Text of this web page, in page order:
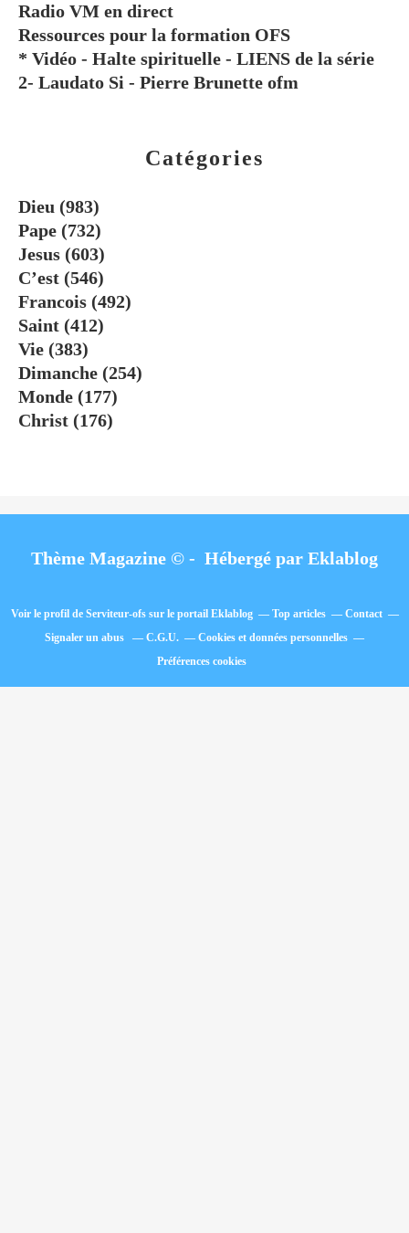
Catégories
Dieu (983)
Pape (732)
Jesus (603)
C’est (546)
Francois (492)
Saint (412)
Vie (383)
Dimanche (254)
Monde (177)
Christ (176)
Radio VM en direct
Ressources pour la formation OFS
* Vidéo - Halte spirituelle - LIENS de la série
2- Laudato Si - Pierre Brunette ofm
Thème Magazine © - Hébergé par Eklablog
Voir le profil de Serviteur-ofssur le portail Eklablog Top articles
Contact
Signaler un abus
C.G.U.
Cookies et données personnelles
Préférences cookies